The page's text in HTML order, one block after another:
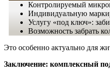
Контролируемый
Индивидуальную
Услугу «под ключ»:
Возможность забрать
Это особенно актуально для
Заключение: комплексный